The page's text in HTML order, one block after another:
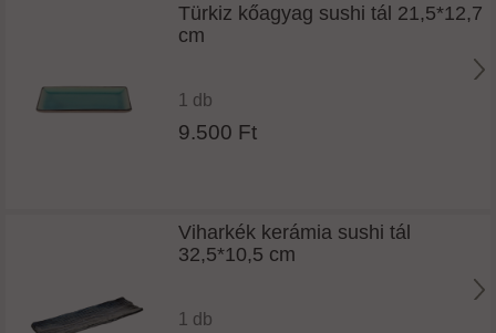
Türkiz kőagyag sushi tál 21,5*12,7
cm
1 db
9.500 Ft
Viharkék kerámia sushi tál
32,5*10,5 cm
1 db